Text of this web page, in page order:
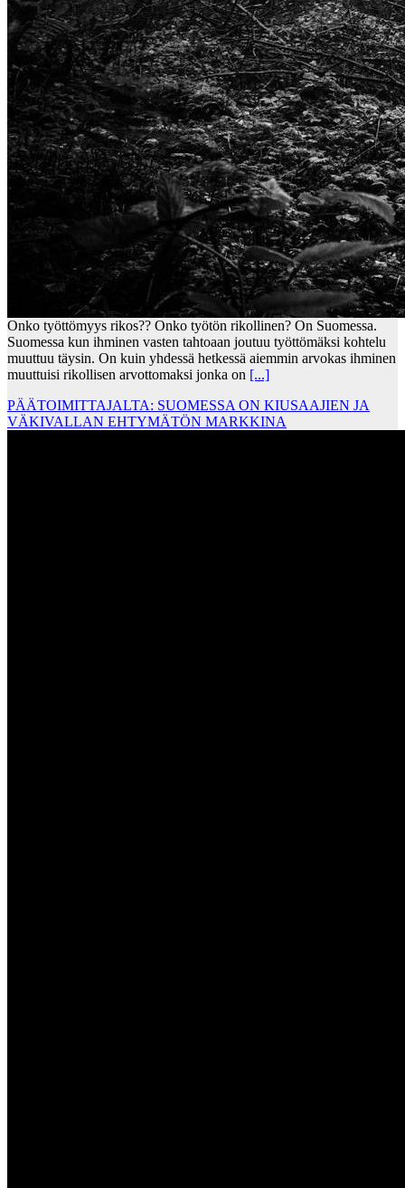
Onko työttömyys rikos?? Onko työtön rikollinen? On Suomessa.
Suomessa kun ihminen vasten tahtoaan joutuu työttömäksi kohtelu
muuttuu täysin. On kuin yhdessä hetkessä aiemmin arvokas ihminen
muuttuisi rikollisen arvottomaksi jonka on [...]
PÄÄTOIMITTAJALTA: SUOMESSA ON KIUSAAJIEN JA
VÄKIVALLAN EHTYMÄTÖN MARKKINA